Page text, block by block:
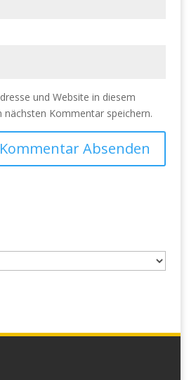
und Website in diesem
Kommentar speichern.